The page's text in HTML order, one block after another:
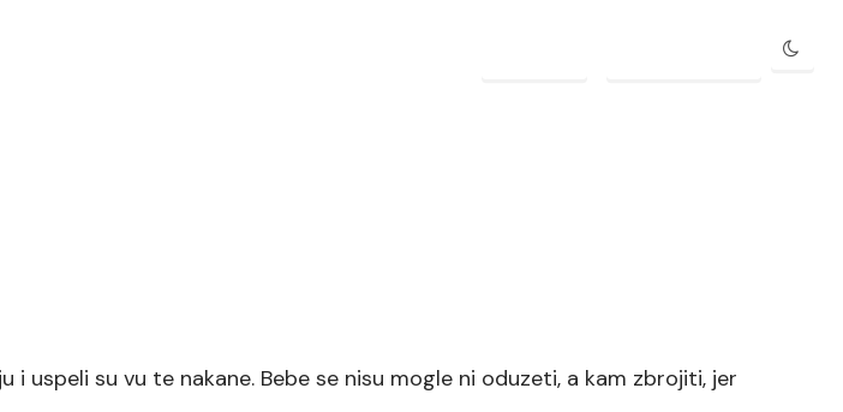
uspeli su vu te nakane. Bebe se nisu mogle ni oduzeti, a kam zbrojiti, jer